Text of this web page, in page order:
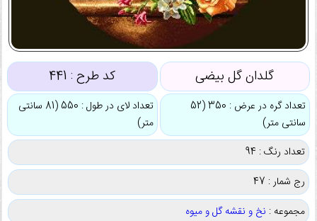
گلدان گل بیضی کد طرح : 441
تعداد گره در عرض : 350 (52
سانتی متر)
تعداد لای در طول : 550 (81 سانتی
متر)
تعداد رنگ : 94
رج شمار : 47
مجموعه : نخ و نقشه گل و میوه